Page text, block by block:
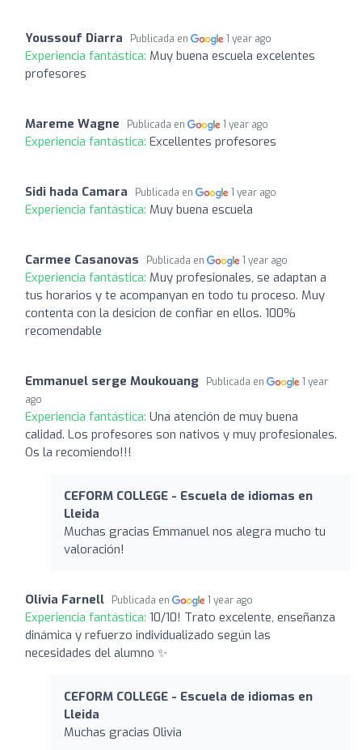
Youssouf Diarra Publicada en 1 year ago
Experiencia fantástica: Muy buena escuela excelentes
profesores
Mareme Wagne Publicada en 1 year ago
Experiencia fantástica: Excellentes profesores
Sidi hada Camara Publicada en 1 year ago
Experiencia fantástica: Muy buena escuela
Carmee Casanovas Publicada en 1 year ago
Experiencia fantástica: Muy profesionales, se adaptan a
tus horarios y te acompanyan en todo tu proceso. Muy
contenta con la desicion de confiar en ellos. 100%
recomendable
Emmanuel serge Moukouang Publicada en
1 year
ago
Experiencia fantástica: Una atención de muy buena
calidad. Los profesores son nativos y muy profesionales.
Os la recomiendo!!!
CEFORM COLLEGE - Escuela de idiomas en
Lleida
Muchas gracias Emmanuel nos alegra mucho tu
valoración!
Olivia Farnell Publicada en 1 year ago
Experiencia fantástica: 10/10! Trato excelente, enseñanza
dinámica y refuerzo individualizado según las
necesidades del alumno ✨
CEFORM COLLEGE - Escuela de idiomas en
Lleida
Muchas gracias Olivia